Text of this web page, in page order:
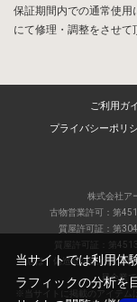
保証期間内での通常使
にて修理・調整をさせて
ご利用ガ
プライバシーポリ
株式会社ア
古物営業許可：第
質屋許可証：第
質屋許可証：第
当店は、偽造品の流通防止
員企業
※当サイトに掲載のアイテム
当サイトでは利用体
ラフィックの分析を